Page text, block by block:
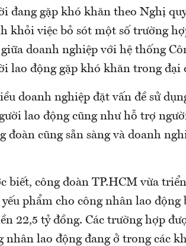
đang gặp khó khăn theo Nghị
khỏi việc bỏ sót một số trường
doanh nghiệp với hệ thống
lao động gặp khó khăn trong đại
doanh nghiệp đặt vấn đề sử
lao động cũng như hỗ trợ
đoàn cũng sẵn sàng và doanh
biết, công đoàn TP.HCM vừa
phẩm cho công nhân lao
22,5 tỷ đồng. Các trường hợp
nhân lao động đang ở trong các